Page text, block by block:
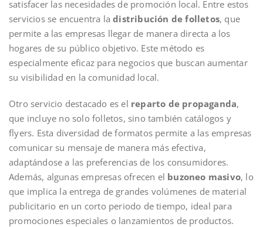
satisfacer las necesidades de promoción local. Entre estos
servicios se encuentra ladistribución de folletos, que
permite a las empresas llegar de manera directa a los
hogares de su público objetivo. Este método es
especialmente eficaz para negocios que buscan aumentar
su visibilidad en la comunidad local.
Otro servicio destacado es el reparto de propaganda,
que incluye no solo folletos, sino también catálogos y
flyers. Esta diversidad de formatos permite a las empresas
comunicar su mensaje de manera más efectiva,
adaptándose a las preferencias de los consumidores.
Además, algunas empresas ofrecen el buzoneo masivo, lo
que implica la entrega de grandes volúmenes de material
publicitario en un corto periodo de tiempo, ideal para
promociones especiales o lanzamientos de productos.